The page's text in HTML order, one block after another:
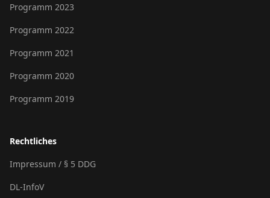
Programm 2023
Programm 2022
Programm 2021
Programm 2020
Programm 2019
Rechtliches
Impressum / § 5 DDG
DL-InfoV